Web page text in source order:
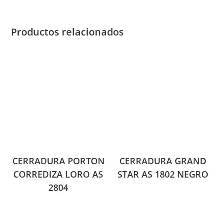
Productos relacionados
CERRADURA PORTON
CORREDIZA LORO AS
2804
CERRADURA GRAND
STAR AS 1802 NEGRO